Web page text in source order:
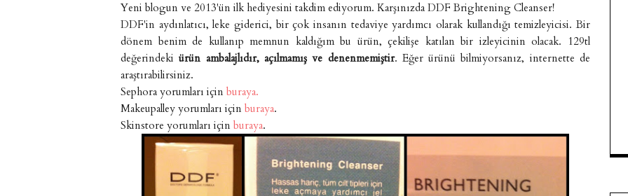
Yeni blogun ve 2013'ün ilk hediyesini takdim ediyorum. Karşınızda DDF Brightening Cleanser!
DDF'in aydınlatıcı, leke giderici, bir çok insanın tedaviye yardımcı olarak kullandığı temizleyicisi. Bir
dönem benim de kullanıp memnun kaldığım bu ürün, çekilişe katılan bir izleyicinin olacak. 129tl
değerindekiürün ambalajlıdır, açılmamış ve denenmemiştir. Eğer ürünü bilmiyorsanız, internette de
araştırabilirsiniz.
Sephora yorumları için buraya.
Makeupalley yorumları için buraya.
Skinstore yorumları için buraya.